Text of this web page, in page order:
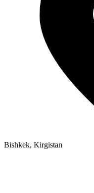
Bishkek, Kirgistan